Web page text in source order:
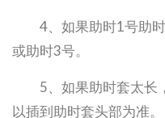
4、如果助时1号助
或助时3号。
5、如果助时套太长
以插到助时套头部为准。